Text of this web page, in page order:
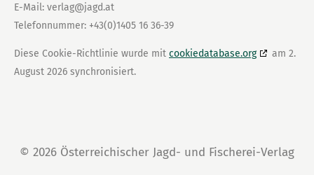
E-Mail: verlag@jagd.at
Telefonnummer: +43(0)1405 16 36-39
Diese Cookie-Richtlinie wurde mit cookiedatabase.org
am 2.
August 2026 synchronisiert.
© 2026 Österreichischer Jagd- und Fischerei-Verlag